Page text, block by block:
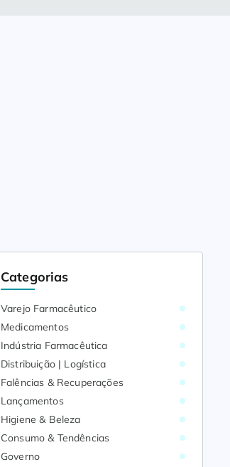
Categorias
Varejo Farmacêutico
Medicamentos
Indústria Farmacêutica
Distribuição | Logística
Falências & Recuperações
Lançamentos
Higiene & Beleza
Consumo & Tendências
Governo